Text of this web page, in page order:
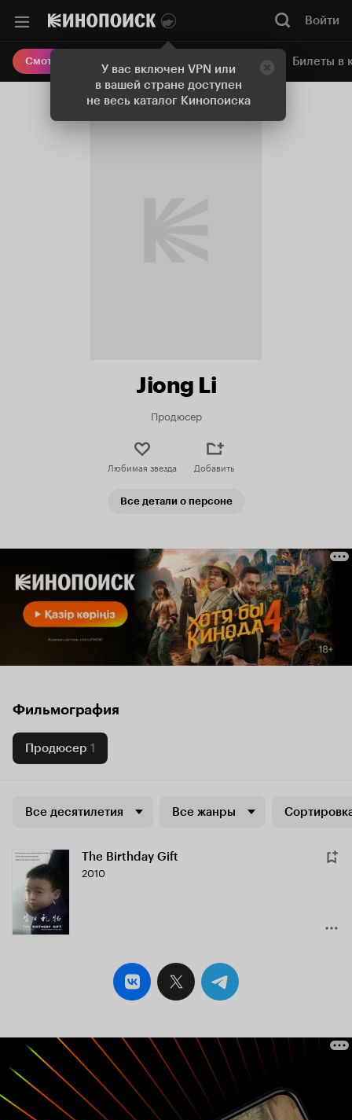
У вас включен VPN или
в вашей стране доступен
не весь каталог Кинопоиска
Войти
Смотреть кино Онлайн-кинотеатр Билеты в
Jiong Li
Продюсер
Любимая звезда Добавить
Все детали о персоне
Фильмография
Продюсер 1
Все десятилетия Все жанры
The Birthday Gift
2010